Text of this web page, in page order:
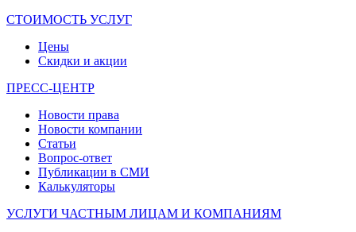
СТОИМОСТЬ УСЛУГ
Цены
Скидки и акции
ПРЕСС-ЦЕНТР
Новости права
Новости компании
Статьи
Вопрос-ответ
Публикации в СМИ
Калькуляторы
УСЛУГИ ЧАСТНЫМ ЛИЦАМ И КОМПАНИЯМ